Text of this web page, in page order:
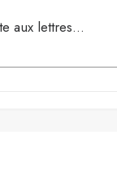
aux lettres…